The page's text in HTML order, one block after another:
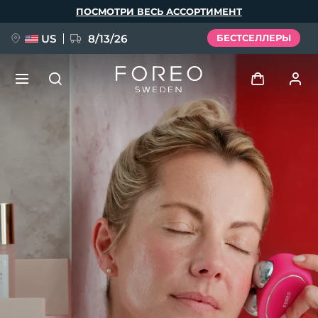
ПОСМОТРИ ВЕСЬ АССОРТИМЕНТ
US 8/13/26 БЕСТСЕЛЛЕРЫ
Профиль пользователя
Мои приборы
Мои заказы
Мои адреса
Мои подписки
FAQ™ Pure Beauty-Tech Elixir
BREAKING NEWS
issa™ Teeth Whitening Set
Deutsch
Español
Italiano
Português
Svenska
Русский
简体中文 繁體中文